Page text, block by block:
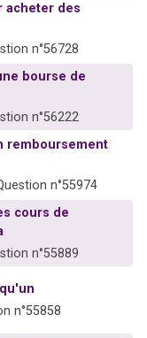
acheter des
n°56728
bourse de
n°56222
remboursement
n°55974
cours de
n°55889
n°55858